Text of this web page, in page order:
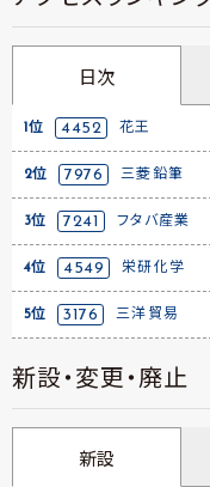
日次
1位 4452 花王
2位 7976 三菱鉛筆
3位 7241 フタバ産業
4位 4549 栄研化学
5位 3176 三洋貿易
新設・変更・廃止
新設